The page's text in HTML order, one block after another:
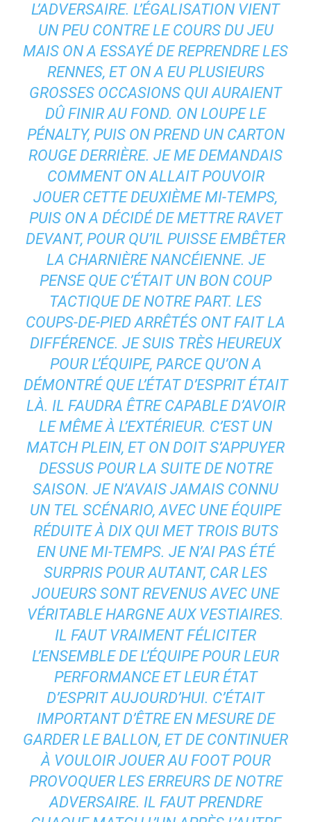
L’ADVERSAIRE. L’ÉGALISATION VIENT
UN PEU CONTRE LE COURS DU JEU
MAIS ON A ESSAYÉ DE REPRENDRE LES
RENNES, ET ON A EU PLUSIEURS
GROSSES OCCASIONS QUI AURAIENT
DÛ FINIR AU FOND. ON LOUPE LE
PÉNALTY, PUIS ON PREND UN CARTON
ROUGE DERRIÈRE. JE ME DEMANDAIS
COMMENT ON ALLAIT POUVOIR
JOUER CETTE DEUXIÈME MI-TEMPS,
PUIS ON A DÉCIDÉ DE METTRE RAVET
DEVANT, POUR QU’IL PUISSE EMBÊTER
LA CHARNIÈRE NANCÉIENNE. JE
PENSE QUE C’ÉTAIT UN BON COUP
TACTIQUE DE NOTRE PART. LES
COUPS-DE-PIED ARRÊTÉS ONT FAIT LA
DIFFÉRENCE. JE SUIS TRÈS HEUREUX
POUR L’ÉQUIPE, PARCE QU’ON A
DÉMONTRÉ QUE L’ÉTAT D’ESPRIT ÉTAIT
LÀ. IL FAUDRA ÊTRE CAPABLE D’AVOIR
LE MÊME À L’EXTÉRIEUR. C’EST UN
MATCH PLEIN, ET ON DOIT S’APPUYER
DESSUS POUR LA SUITE DE NOTRE
SAISON. JE N’AVAIS JAMAIS CONNU
UN TEL SCÉNARIO, AVEC UNE ÉQUIPE
RÉDUITE À DIX QUI MET TROIS BUTS
EN UNE MI-TEMPS. JE N’AI PAS ÉTÉ
SURPRIS POUR AUTANT, CAR LES
JOUEURS SONT REVENUS AVEC UNE
VÉRITABLE HARGNE AUX VESTIAIRES.
IL FAUT VRAIMENT FÉLICITER
L’ENSEMBLE DE L’ÉQUIPE POUR LEUR
PERFORMANCE ET LEUR ÉTAT
D’ESPRIT AUJOURD’HUI. C’ÉTAIT
IMPORTANT D’ÊTRE EN MESURE DE
GARDER LE BALLON, ET DE CONTINUER
À VOULOIR JOUER AU FOOT POUR
PROVOQUER LES ERREURS DE NOTRE
ADVERSAIRE. IL FAUT PRENDRE